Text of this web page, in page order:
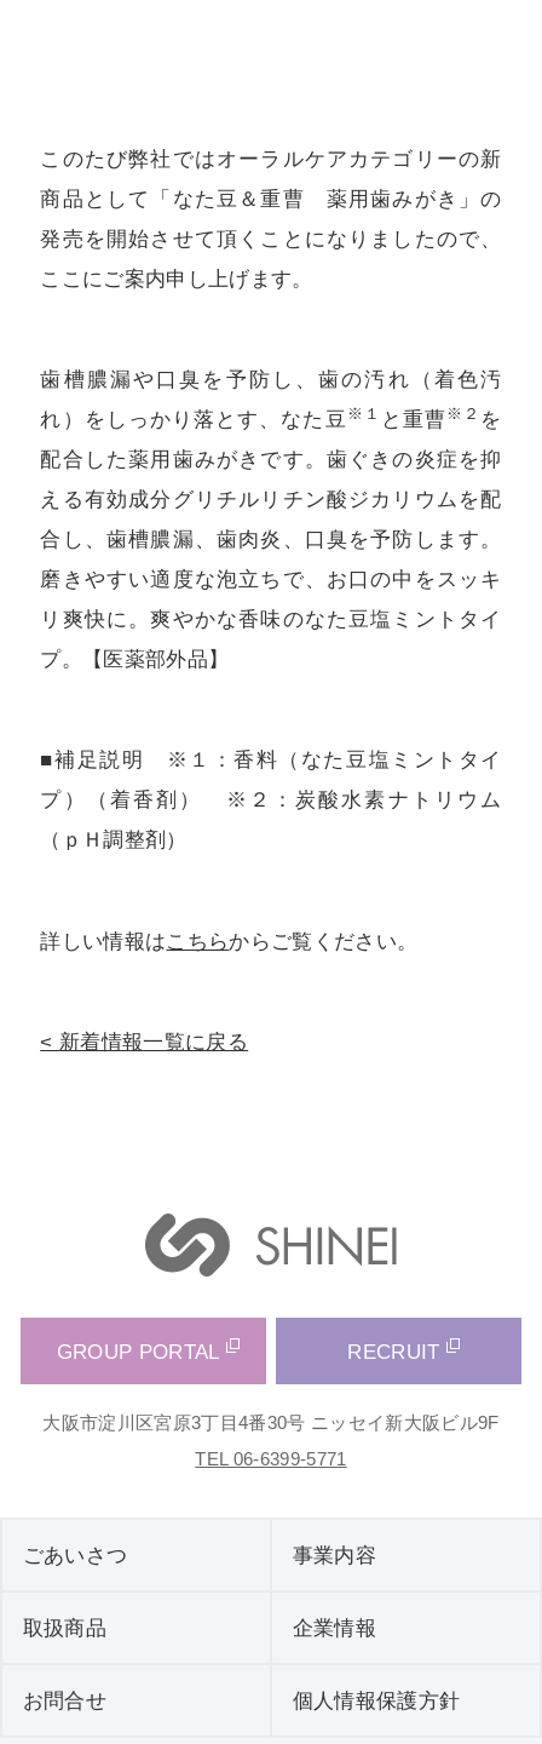
このたび弊社ではオーラルケアカテゴリーの新
商品として「なた豆＆重曹 薬用歯みがき」の
発売を開始させて頂くことになりましたので、
ここにご案内申し上げます。
歯槽膿漏や口臭を予防し、歯の汚れ（着色汚
れ）をしっかり落とす、なた豆 ※１ と重曹 ※２ を
配合した薬用歯みがきです。歯ぐきの炎症を抑
える有効成分グリチルリチン酸ジカリウムを配
合し、歯槽膿漏、歯肉炎、口臭を予防します。
磨きやすい適度な泡立ちで、お口の中をスッキ
リ爽快に。爽やかな香味のなた豆塩ミントタイ
プ。【医薬部外品】
■補足説明 ※１：香料（なた豆塩ミントタイ
プ）（着香剤） ※２：炭酸水素ナトリウム
（ｐＨ調整剤）
詳しい情報はこちらからご覧ください。
新着情報一覧に戻る
GROUP PORTAL RECRUIT
大阪市淀川区宮原3丁目4番30号 ニッセイ新大阪ビル9F
TEL 06-6399-5771
ごあいさつ 事業内容
取扱商品 企業情報
お問合せ 個人情報保護方針